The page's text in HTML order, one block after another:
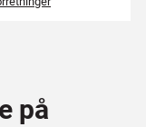
på